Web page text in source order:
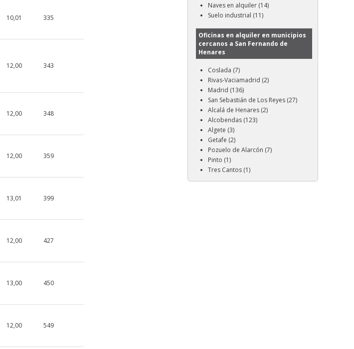
10,01 335
12,00 343
12,00 348
12,00 359
13,01 399
12,00 427
13,00 450
12,00 549
Naves en alquiler (14)
Suelo industrial (11)
Oficinas en alquiler en municipios
cercanos a San Fernando de
Henares
Coslada (7)
Rivas-Vaciamadrid (2)
Madrid (136)
San Sebastián de Los Reyes (27)
Alcalá de Henares (2)
Alcobendas (123)
Algete (3)
Getafe (2)
Pozuelo de Alarcón (7)
Pinto (1)
Tres Cantos (1)